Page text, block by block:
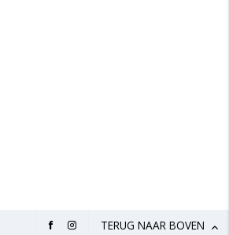
TERUG NAAR BOVEN